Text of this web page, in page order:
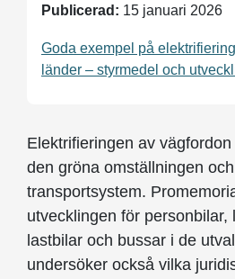
Publicerad: 15 januari 2026
Goda exempel på
länder – styrmedel och
Elektrifieringen av
den gröna omställningen
transportsystem.
utvecklingen för personbilar,
lastbilar och bussar i de
undersöker också vilka